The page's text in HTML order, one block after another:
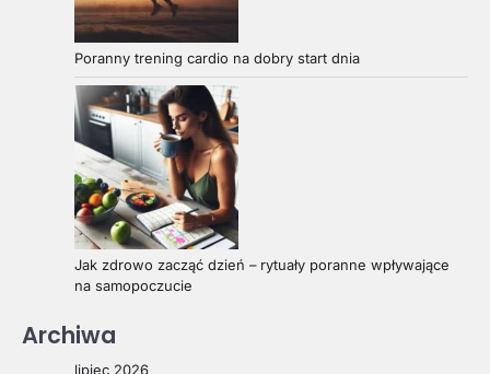
Poranny trening cardio na dobry start dnia
Jak zdrowo zacząć dzień – rytuały poranne wpływające
na samopoczucie
Archiwa
lipiec 2026